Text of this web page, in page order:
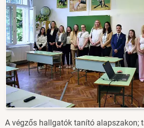
A végzős hallgatók tanító alapszakon;